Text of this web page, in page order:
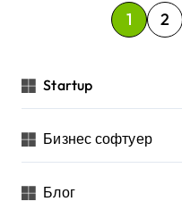
Р
а
д
е
л
1 2
Startup
Бизнес софтуер
Блог